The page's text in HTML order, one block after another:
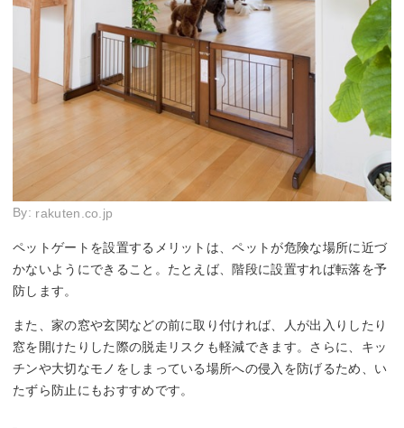
By: rakuten.co.jp
ペットゲートを設置するメリットは、ペットが危険な場所に近づ
かないようにできること。たとえば、階段に設置すれば転落を予
防します。
また、家の窓や玄関などの前に取り付ければ、人が出入りしたり
窓を開けたりした際の脱走リスクも軽減できます。さらに、キッ
チンや大切なモノをしまっている場所への侵入を防げるため、い
たずら防止にもおすすめです。